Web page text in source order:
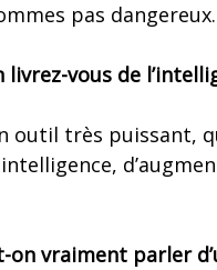
pas dangereux.
vous de
outil très puissant,
on vraiment parler